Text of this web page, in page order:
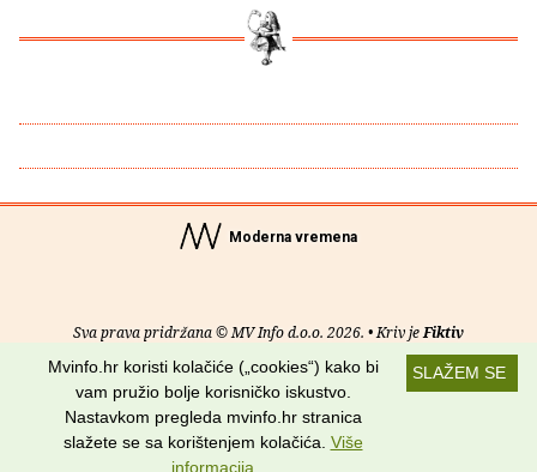
Moderna vremena
Sva prava pridržana © MV Info d.o.o. 2026. • Kriv jeFiktiv
Uvjeti korištenja RSS kanali
Potraži nas na:
SLAŽEM SE
Mvinfo.hr koristi kolačiće („cookies“) kako bi
vam pružio bolje korisničko iskustvo.
Nastavkom pregleda mvinfo.hr stranica
slažete se sa korištenjem kolačića. Više
informacija